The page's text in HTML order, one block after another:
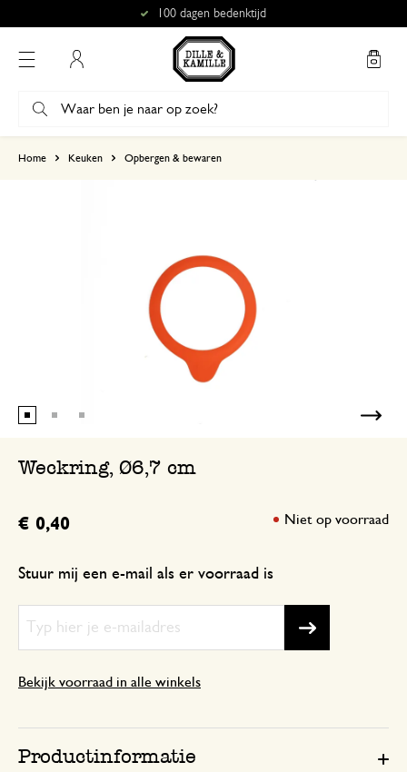
100 dagen bedenktijd
Home Keuken Opbergen & bewaren
Weckring, Ø6,7 cm
€ 0,40
Stuur mij een e-mail als er voorraad is
Niet op voorraad
Bekijk voorraad in alle winkels
Productinformatie